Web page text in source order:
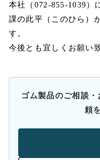
本社（072-855-1039）
課の此平（このひら）
す。
今後とも宜しくお願い
ゴム製品のご相談
頼